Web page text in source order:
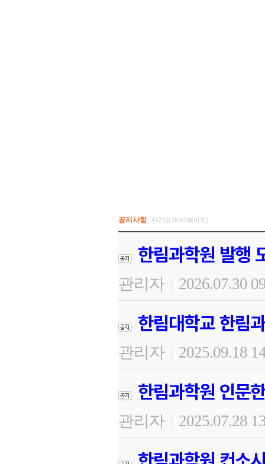
공지사항 452개(38/45페이지)
한림과학원 발행
관리자 | 2026.07.30
한림대학교 한림
관리자 | 2025.09.18
한림과학원 인문
관리자 | 2025.07.28